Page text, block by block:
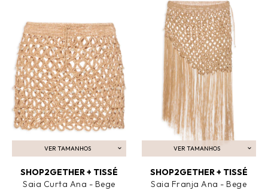
VER TAMANHOS
ADICIONAR AO CARRINHO
SHOP2GETHER + TISSÉ
Saia Curta Ana - Bege
VER TAMANHOS
ADICIONAR AO CARRINHO
SHOP2GETHER + TISSÉ
Saia Franja Ana - Bege